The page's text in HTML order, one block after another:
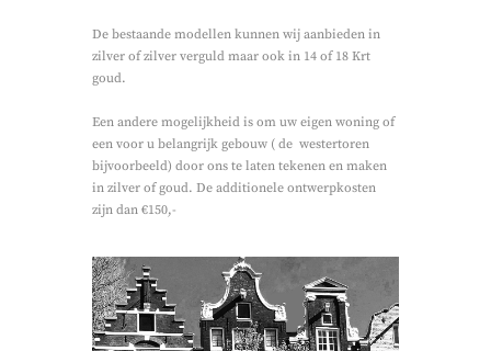
De bestaande modellen kunnen wij aanbieden in
zilver of zilver verguld maar ook in 14 of 18 Krt
goud.
Een andere mogelijkheid is om uw eigen woning of
een voor u belangrijk gebouw ( de westertoren
bijvoorbeeld) door ons te laten tekenen en maken
in zilver of goud. De additionele ontwerpkosten
zijn dan €150,-